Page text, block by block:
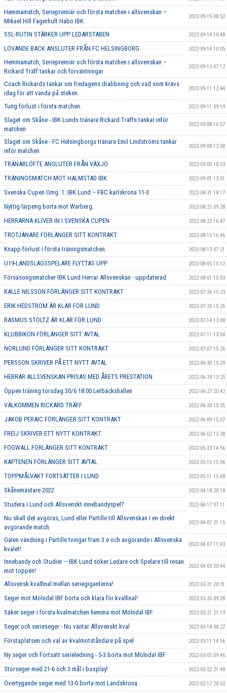
Hemmamatch, Seriepremiär och första matchen i allsvenskan –
Mikael Hill Fagerhult Habo IBK
2022-09-15 08:52
SSL-RUTIN STÄRKER UPP LEDARSTABEN 2022-09-14 10:48
LOVANDE BACK ANSLUTER FRÅN FC HELSINGBORG 2022-09-14 10:05
Hemmamatch, Seriepremiär och första matchen i allsvenskan –
Rickard Träff tankar och förväntningar
2022-09-13 07:12
Coach Rickards tankar om fredagens drabbning och vad som krävs
idag för att vända på steken.
2022-09-11 12:44
Tung förlust i första matchen. 2022-09-11 09:19
Slaget om Skåne - IBK Lunds tränare Rickard Träffs tankar inför
matchen
2022-09-08 16:57
Slaget om Skåne - FC Helsingborgs tränare Emil Lindströms tankar
inför matchen
2022-09-08 12:00
TRÄNARLÖFTE ANSLUTER FRÅN VÄXJÖ 2022-09-05 10:53
TRÄNINGSMATCH MOT HALMSTAD IBK 2022-09-01 13:01
Svenska Cupen Omg. 1: IBK Lund – FBC karlskrona 11-3 2022-08-31 18:17
Nyttig lärpeng borta mot Warberg. 2022-08-25 09:28
HERRARNA KLIVER IN I SVENSKA CUPEN 2022-08-23 16:47
TROTJÄNARE FÖRLÄNGER SITT KONTRAKT 2022-08-16 16:46
Knapp förlust i första träningsmatchen 2022-08-13 07:21
U19-LANDSLAGSSPELARE FLYTTAS UPP 2022-08-05 15:12
Försäsongsmatcher IBK Lund Herrar Allsvenskan - uppdaterad 2022-08-01 15:03
KALLE NILSSON FÖRLÄNGER SITT KONTRAKT 2022-07-26 15:23
ERIK HEDSTRÖM ÄR KLAR FÖR LUND 2022-07-20 15:26
RASMUS STOLTZ ÄR KLAR FÖR LUND 2022-07-14 13:08
KLUBBIKON FÖRLÄNGER SITT AVTAL 2022-07-11 13:54
NORLUND FÖRLÄNGER SITT KONTRAKT 2022-07-07 15:26
PERSSON SKRIVER PÅ ETT NYTT AVTAL 2022-06-30 15:29
HERRAR ALLSVENSKAN PRISAS MED ÅRETS PRESTATION 2022-06-29 13:25
Öppen träning torsdag 30/6 18:00 Lerbäckshallen 2022-06-27 20:42
VÄLKOMMEN RICKARD TRÄFF 2022-06-20 15:35
JAKOB PERAIC FÖRLÄNGER SITT KONTRAKT 2022-06-09 15:57
FREIJ SKRIVER ETT NYTT KONTRAKT 2022-06-02 13:38
FOGWALL FÖRLÄNGER SITT KONTRAKT 2022-05-23 14:56
KAPTENEN FÖRLÄNGER SITT AVTAL 2022-05-16 15:06
TOPPMÅLVAKT FORTSÄTTER I LUND 2022-05-11 15:48
Skånemästare 2022 2022-04-18 20:18
Studera i Lund och Allsvenskt innebandyspel? 2022-04-17 07:11
Nu skall det avgöras, Lund eller Partille till Allsvenskan i en direkt
avgörande match.
2022-04-07 21:15
Galen vändning i Partille tvingar fram 3:e och avgörande i Allsvenska
kvalet!
2022-04-07 11:43
Innebandy och Studier – IBK Lund söker Ledare och Spelare till resan
mot toppen!
2022-04-03 20:44
Allsvensk kvalfinal mellan seriegiganterna! 2022-03-31 20:31
Seger mot Mölndal IBF borta och klara för kvalfinal! 2022-03-26 09:28
Säker seger i första kvalmatchen hemma mot Mölndal IBF. 2022-03-21 21:19
Seger och serieseger - Nu väntar Allsvenskt kval 2022-03-18 08:27
Förstaplatsen och val av kvalmotståndare på spel 2022-03-11 14:56
Ny seger och Fortsatt serieledning - 5-3 borta mot Mölndal IBF 2022-03-05 09:46
Storseger med 21-6 och 3 mål i boxplay! 2022-02-22 21:48
Övertygande seger med 13-0 borta mot Landskrona. 2022-02-17 20:52